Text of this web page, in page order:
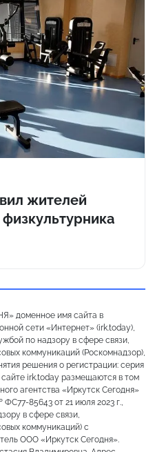
жителей
доменное имя сайта в
сети «Интернет» (irk.today),
по надзору в сфере связи,
коммуникаций (Роскомнадзор),
решения о регистрации: серия
irk.today размещаются в том
агентства «Иркутск Сегодня»
85643 от 21 июля 2023 г.,
в сфере связи,
коммуникаций) с
ООО «Иркутск Сегодня».